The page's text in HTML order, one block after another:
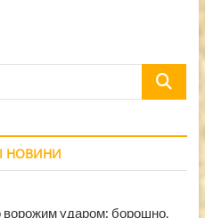
Пошук
НОВИНИ
ворожим ударом: борошно,